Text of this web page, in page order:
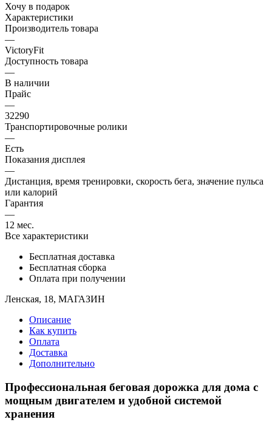
Хочу в подарок
Характеристики
Производитель товара
—
VictoryFit
Доступность товара
—
В наличии
Прайс
—
32290
Транспортировочные ролики
—
Есть
Показания дисплея
—
Дистанция, время тренировки, скорость бега, значение пульса
или калорий
Гарантия
—
12 мес.
Все характеристики
Бесплатная доставка
Бесплатная сборка
Оплата при получении
Ленская, 18, МАГАЗИН
Описание
Как купить
Оплата
Доставка
Дополнительно
Профессиональная беговая дорожка для дома с
мощным двигателем и удобной системой
хранения